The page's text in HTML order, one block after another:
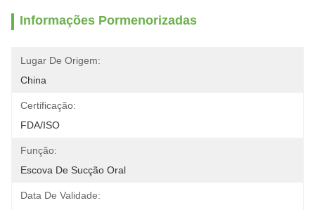
Informações Pormenorizadas
Lugar De Origem:
China
Certificação:
FDA/ISO
Função:
Escova De Sucção Oral
Data De Validade: